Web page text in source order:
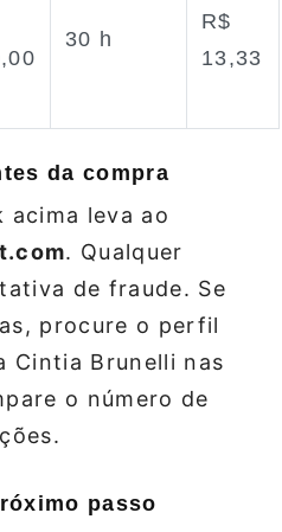
30 h
R$
13,33
da compra
acima leva ao
. Qualquer
de fraude. Se
procure o perfil
Cintia Brunelli nas
o número de
passo